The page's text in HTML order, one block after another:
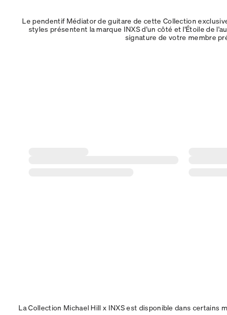
Le pendentif Médiator de guitare de cette Collection
styles présentent la marque INXS d'un côté et l'Étoile de
signature de votre membre
La Collection Michael Hill x INXS est disponible dans